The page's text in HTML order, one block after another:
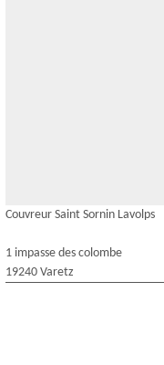
Couvreur Saint Sornin Lavolps
1 impasse des colombe
19240 Varetz